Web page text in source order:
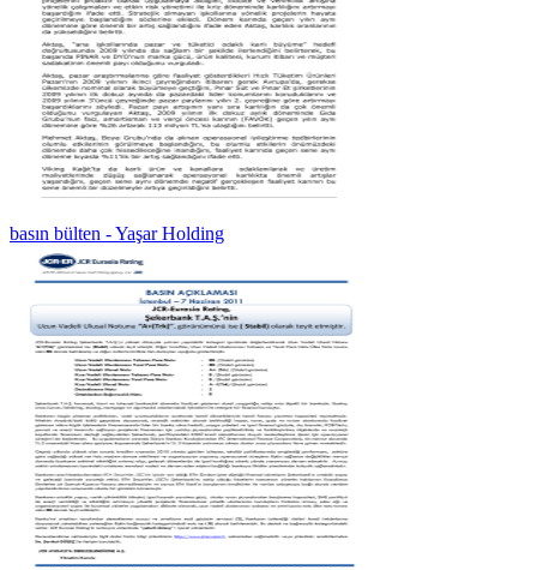
basın bülten - Yaşar Holding